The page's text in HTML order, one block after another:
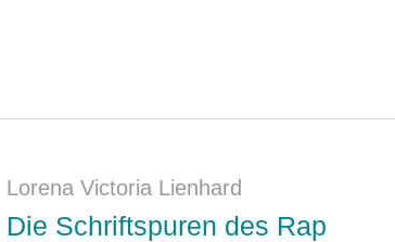
Lorena Victoria Lienhard
Die Schriftspuren des Rap